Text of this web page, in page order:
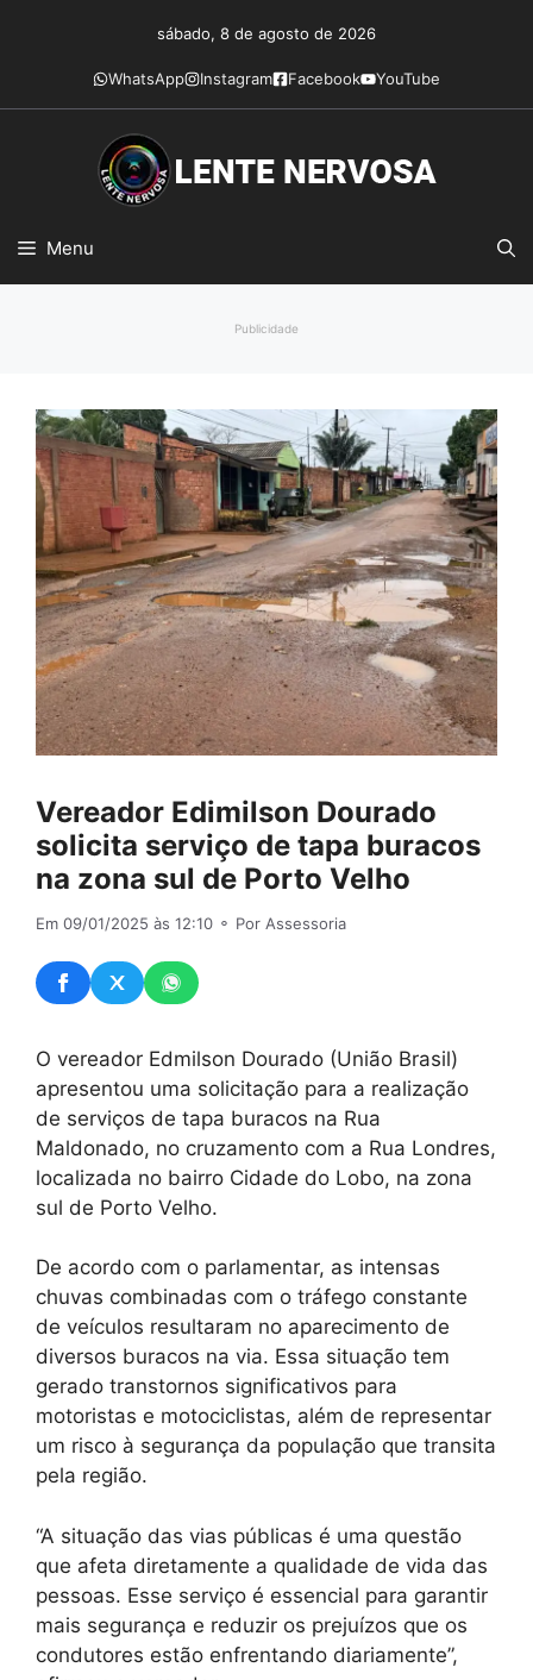
conteúdo
sábado, 8 de agosto de 2026
WhatsApp Instagram Facebook YouTube
Menu
Publicidade
Vereador Edimilson Dourado
solicita serviço de tapa buracos
na zona sul de Porto Velho
Em 09/01/2025 às 12:10 ⚬ Por Assessoria
O vereador Edmilson Dourado (União Brasil)
apresentou uma solicitação para a realização
de serviços de tapa buracos na Rua
Maldonado, no cruzamento com a Rua Londres,
localizada no bairro Cidade do Lobo, na zona
sul de Porto Velho.
De acordo com o parlamentar, as intensas
chuvas combinadas com o tráfego constante
de veículos resultaram no aparecimento de
diversos buracos na via. Essa situação tem
gerado transtornos significativos para
motoristas e motociclistas, além de representar
um risco à segurança da população que transita
pela região.
“A situação das vias públicas é uma questão
que afeta diretamente a qualidade de vida das
pessoas. Esse serviço é essencial para garantir
mais segurança e reduzir os prejuízos que os
condutores estão enfrentando diariamente”,